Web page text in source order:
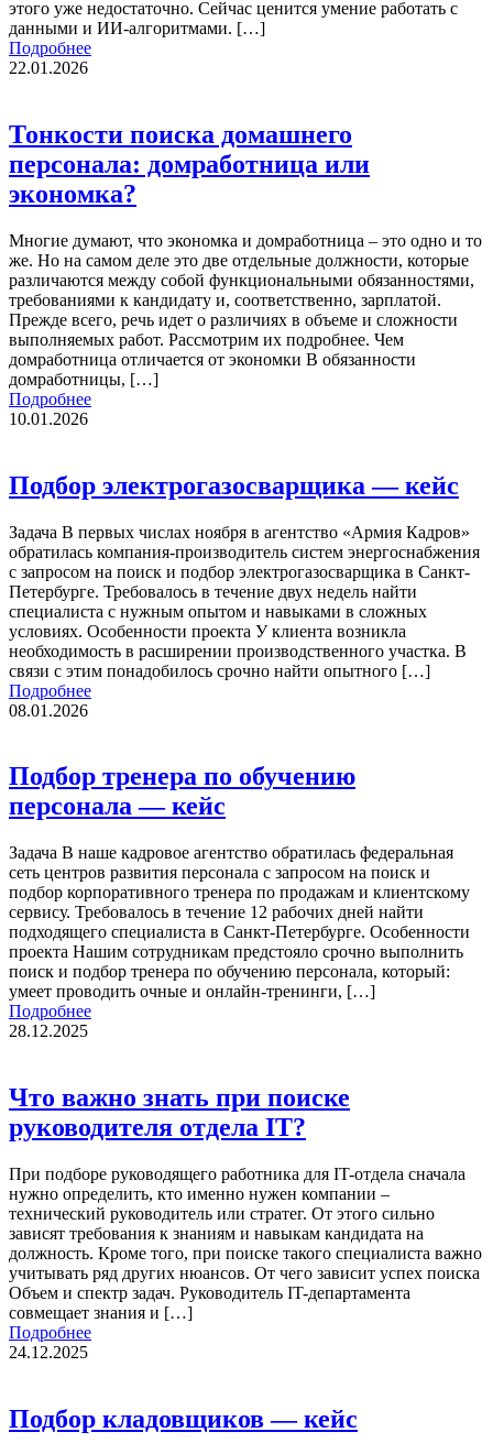
этого уже недостаточно. Сейчас ценится умение работать с
данными и ИИ-алгоритмами. […]
Подробнее
22.01.2026
Тонкости поиска домашнего
персонала: домработница или
экономка?
Многие думают, что экономка и домработница – это одно и то
же. Но на самом деле это две отдельные должности, которые
различаются между собой функциональными обязанностями,
требованиями к кандидату и, соответственно, зарплатой.
Прежде всего, речь идет о различиях в объеме и сложности
выполняемых работ. Рассмотрим их подробнее. Чем
домработница отличается от экономки В обязанности
домработницы, […]
Подробнее
10.01.2026
Подбор электрогазосварщика — кейс
Задача В первых числах ноября в агентство «Армия Кадров»
обратилась компания-производитель систем энергоснабжения
с запросом на поиск и подбор электрогазосварщика в Санкт-
Петербурге. Требовалось в течение двух недель найти
специалиста с нужным опытом и навыками в сложных
условиях. Особенности проекта У клиента возникла
необходимость в расширении производственного участка. В
связи с этим понадобилось срочно найти опытного […]
Подробнее
08.01.2026
Подбор тренера по обучению
персонала — кейс
Задача В наше кадровое агентство обратилась федеральная
сеть центров развития персонала с запросом на поиск и
подбор корпоративного тренера по продажам и клиентскому
сервису. Требовалось в течение 12 рабочих дней найти
подходящего специалиста в Санкт-Петербурге. Особенности
проекта Нашим сотрудникам предстояло срочно выполнить
поиск и подбор тренера по обучению персонала, который:
умеет проводить очные и онлайн-тренинги, […]
Подробнее
28.12.2025
Что важно знать при поиске
руководителя отдела IT?
При подборе руководящего работника для IT-отдела сначала
нужно определить, кто именно нужен компании –
технический руководитель или стратег. От этого сильно
зависят требования к знаниям и навыкам кандидата на
должность. Кроме того, при поиске такого специалиста важно
учитывать ряд других нюансов. От чего зависит успех поиска
Объем и спектр задач. Руководитель IT-департамента
совмещает знания и […]
Подробнее
24.12.2025
Подбор кладовщиков — кейс